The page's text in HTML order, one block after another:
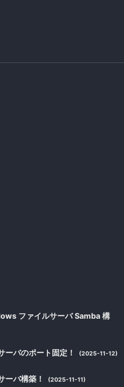
ファイルサーバ Samba 構
バのポート固定！ (2025-11-12)
バ構築！ (2025-11-11)